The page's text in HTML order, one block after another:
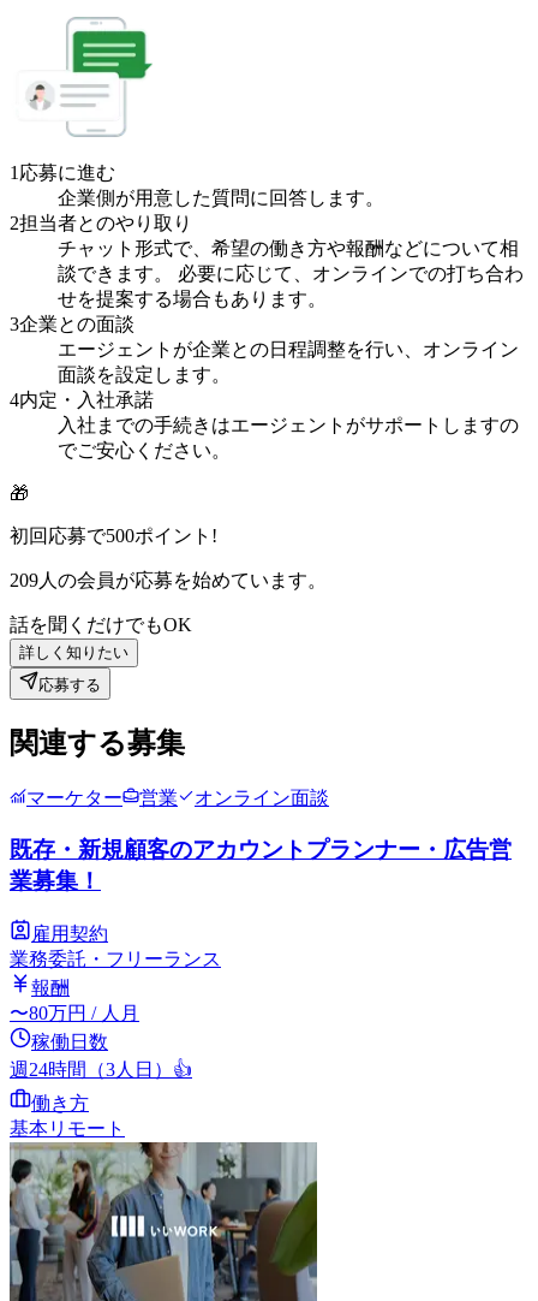
1 応募に進む
企業側が用意した質問に回答します。
2担当者とのやり取り
チャット形式で、希望の働き方や報酬などについて相
談できます。 必要に応じて、オンラインでの打ち合わ
せを提案する場合もあります。
3企業との面談
エージェントが企業との日程調整を行い、オンライン
面談を設定します。
4内定・入社承諾
入社までの手続きはエージェントがサポートしますの
でご安心ください。
🎁
初回応募で500ポイント!
209人の会員が応募を始めています。
話を聞くだけでもOK
詳しく知りたい
応募する
関連する募集
マーケター 営業 オンライン面談
既存・新規顧客のアカウントプランナー・広告営
業募集！
雇用契約
業務委託・フリーランス
報酬
〜80万円 / 人月
稼働日数
週24時間（3人日） 👍
働き方
基本リモート